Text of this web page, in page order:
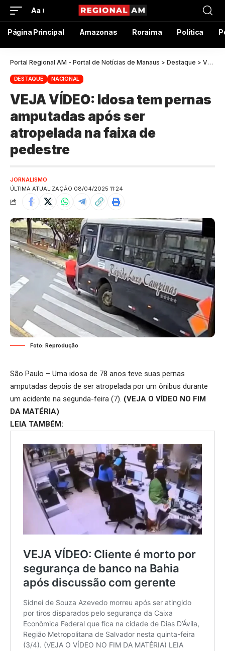
Aa
Página Principal Amazonas Roraima Política
Portal Regional AM - Portal de Notícias de Manaus > Destaque > VEJA VÍDEO: Idosa tem pernas amputadas após ser atropelada na faixa de pedestre
DESTAQUE NACIONAL
VEJA VÍDEO: Idosa tem pernas
amputadas após ser
atropelada na faixa de
pedestre
ÚLTIMA ATUALIZAÇÃO 08/04/2025 11:24
JORNALISMO
Foto: Reprodução
São Paulo – Uma idosa de 78 anos teve suas pernas
amputadas depois de ser atropelada por um ônibus durante
um acidente na segunda-feira (7). (VEJA O VÍDEO NO FIM
DA MATÉRIA)
LEIA TAMBÉM: